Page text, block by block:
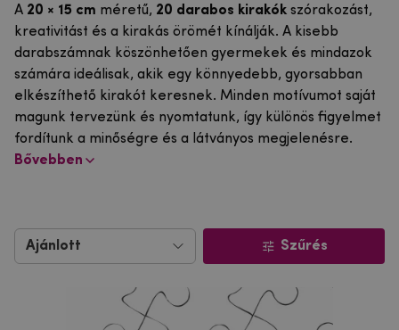
A 20 × 15 cm méretű, 20 darabos kirakók szórakozást,
kreativitást és a kirakás örömét kínálják. A kisebb
darabszámnak köszönhetően gyermekek és mindazok
számára ideálisak, akik egy könnyedebb, gyorsabban
elkészíthető kirakót keresnek. Minden motívumot saját
magunk tervezünk és nyomtatunk, így különös figyelmet
fordítunk a minőségre és a látványos megjelenésre.
Bővebben
Szűrés